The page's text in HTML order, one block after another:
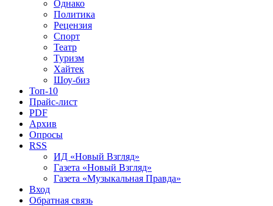
Однако
Политика
Рецензия
Спорт
Театр
Туризм
Хайтек
Шоу-биз
Топ-10
Прайс-лист
PDF
Архив
Опросы
RSS
ИД «Новый Взгляд»
Газета «Новый Взгляд»
Газета «Музыкальная Правда»
Вход
Обратная связь